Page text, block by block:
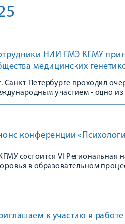
НИИ ГМЭ КГМУ
медицинских
Санкт-Петербурге проходил
участием - одно
конференции
состоится VI Региональная
в образовательном
к участию в